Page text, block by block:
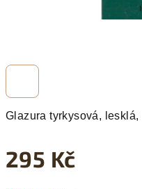
Glazura tyrkysová,
295 Kč